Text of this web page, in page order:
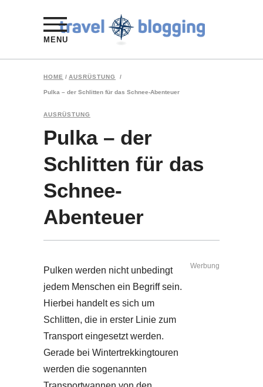
MENU
HOME / AUSRÜSTUNG /
Pulka – der Schlitten für das Schnee-Abenteuer
AUSRÜSTUNG
Pulka – der
Schlitten für das
Schnee-
Abenteuer
Pulken werden nicht unbedingt
jedem Menschen ein Begriff sein.
Hierbei handelt es sich um
Schlitten, die in erster Linie zum
Transport eingesetzt werden.
Gerade bei Wintertrekkingtouren
werden die sogenannten
Werbung